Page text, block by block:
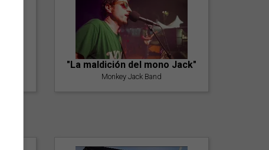
"La maldición del mono Jack"
Monkey Jack Band